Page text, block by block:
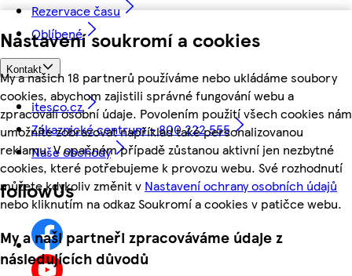
Nastavení soukromí a cookies
My a našich 18 partnerů používáme nebo ukládáme soubory
cookies, abychom zajistili správné fungování webu a
zpracovali osobní údaje. Povolením použití všech cookies nám
umožníte zobrazovat například také personalizovanou
reklamu. V opačném případě zůstanou aktivní jen nezbytné
cookies, které potřebujeme k provozu webu. Své rozhodnutí
můžete kdykoliv změnit v Nastavení ochrany osobních údajů
nebo kliknutím na odkaz Soukromí a cookies v patičce webu.
My a naši partneři zpracováváme údaje z
následujících důvodů
Rezervace času
Oblíbené
Kontakt
itesco.cz
Zákaznické centrum - 800 222 555
Naše obchody
followUs